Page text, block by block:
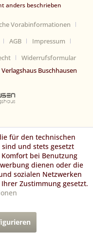
anders beschrieben
Vorabinformationen
AGB
Impressum
Widerrufsformular
Buschhausen
für den technischen
und stets gesetzt
bei Benutzung
dienen oder die
sozialen Netzwerken
Zustimmung gesetzt.